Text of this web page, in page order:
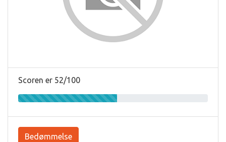
Scoren er 52/100
Bedømmelse